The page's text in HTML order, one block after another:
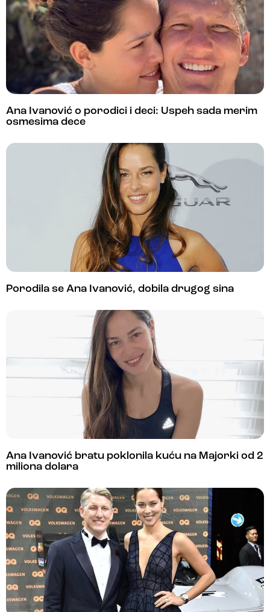
Ana Ivanović o porodici i deci: Uspeh sada merim
osmesima dece
Porodila se Ana Ivanović, dobila drugog sina
Ana Ivanović bratu poklonila kuću na Majorki od 2
miliona dolara